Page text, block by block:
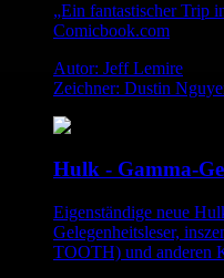
„Ein fantastischer Trip
Comicbook.com
Autor: Jeff Lemire
Zeichner: Dustin
Hulk - Gamma-
Eigenständige neue
Gelegenheitsleser,
TOOTH) und anderen